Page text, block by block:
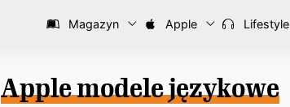
Magazyn Apple Lifestyle
Apple modele językowe